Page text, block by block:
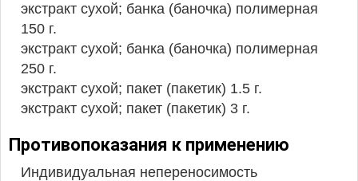
экстракт сухой; банка (баночка) полимерная
150 г.
экстракт сухой; банка (баночка) полимерная
250 г.
экстракт сухой; пакет (пакетик) 1.5 г.
экстракт сухой; пакет (пакетик) 3 г.
Противопоказания к применению
Индивидуальная непереносимость